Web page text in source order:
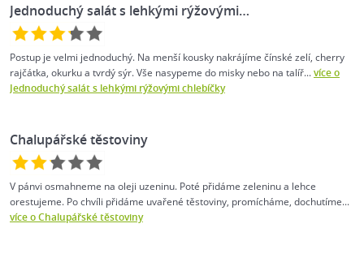
Jednoduchý salát s lehkými rýžovými…
Postup je velmi jednoduchý. Na menší kousky nakrájíme čínské zelí, cherry
rajčátka, okurku a tvrdý sýr. Vše nasypeme do misky nebo na talíř...více o
Jednoduchý salát s lehkými rýžovými chlebíčky
Chalupářské těstoviny
V pánvi osmahneme na oleji uzeninu. Poté přidáme zeleninu a lehce
orestujeme. Po chvíli přidáme uvařené těstoviny, promícháme, dochutíme...
více o Chalupářské těstoviny